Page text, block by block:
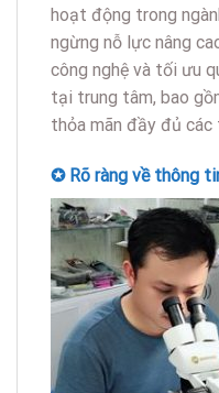
hoạt động trong
ngừng nỗ lực nâng
công nghệ và tối ưu
tại trung tâm, bao
thỏa mãn đầy đủ các
✪ Rõ ràng về thông